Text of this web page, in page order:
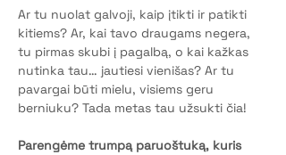
Ar tu nuolat galvoji, kaip įtikti ir patikti
kitiems? Ar, kai tavo draugams negera,
tu pirmas skubi į pagalbą, o kai kažkas
nutinka tau… jautiesi vienišas? Ar tu
pavargai būti mielu, visiems geru
berniuku? Tada metas tau užsukti čia!
Parengėme trumpą paruoštuką, kuris